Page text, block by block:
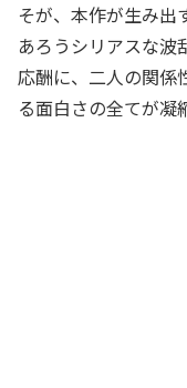
そが、本作が生み出
あろうシリアスな波
応酬に、二人の関係
る面白さの全てが凝